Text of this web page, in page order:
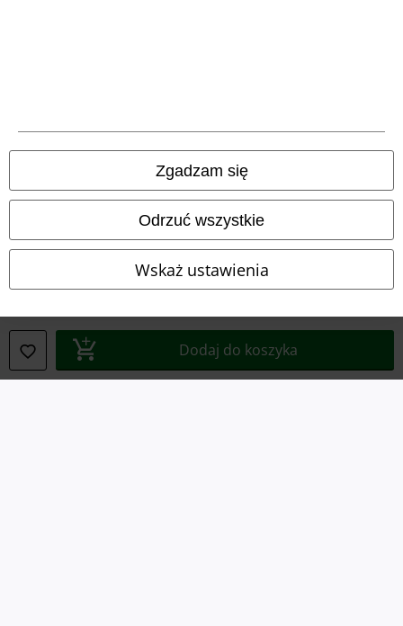
Zgadzam się
Odrzuć wszystkie
Wskaż ustawienia
Dodaj do koszyka
Informacje prawne
Dane firmy
Polityka prywatności
Unieszkodliwianie odpadów i ochrona środowiska
Deklaracja Zgodności
Informacje dotyczące dostępności